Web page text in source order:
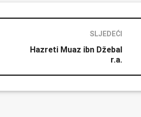
SLJEDEĆI
Hazreti Muaz ibn Džebal
r.a.